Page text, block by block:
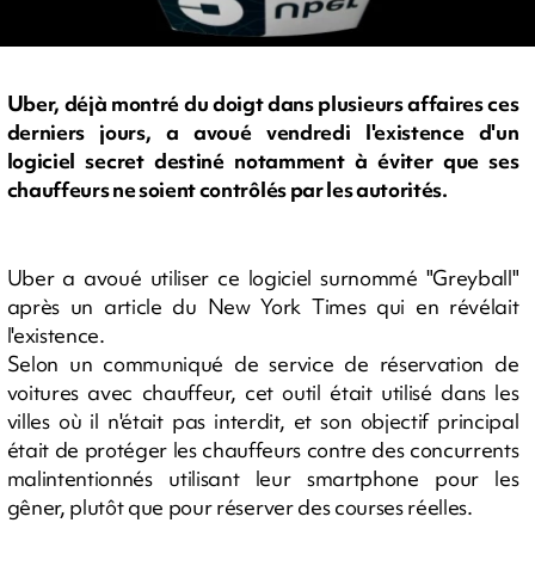
Uber, déjà montré du doigt dans plusieurs affaires ces
derniers jours, a avoué vendredi l'existence d'un
logiciel secret destiné notamment à éviter que ses
chauffeurs ne soient contrôlés par les autorités.
Uber a avoué utiliser ce logiciel surnommé "Greyball"
après un article du New York Times qui en révélait
l'existence.
Selon un communiqué de service de réservation de
voitures avec chauffeur, cet outil était utilisé dans les
villes où il n'était pas interdit, et son objectif principal
était de protéger les chauffeurs contre des concurrents
malintentionnés utilisant leur smartphone pour les
gêner, plutôt que pour réserver des courses réelles.